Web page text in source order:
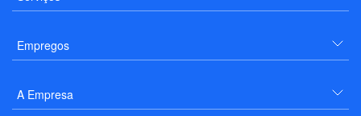
Empregos
A Empresa